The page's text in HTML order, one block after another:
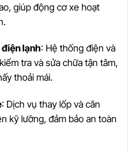
giúp động cơ xe hoạt
lạnh: Hệ thống điện và
tra và sửa chữa tận tâm,
thoải mái.
: Dịch vụ thay lốp và căn
kỹ lưỡng, đảm bảo an toàn